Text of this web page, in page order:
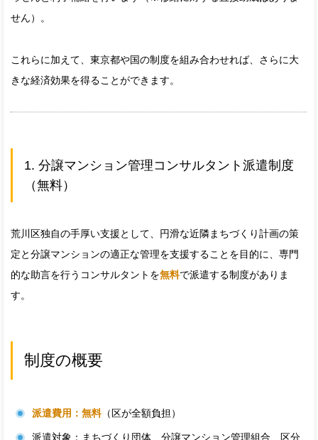
せん）。
これらに加えて、東京都や国の制度を組み合わせれば、さらに大
きな経済効果を得ることができます。
1. 分譲マンション管理コンサルタント派遣制度
（無料）
荒川区独自の手厚い支援として、円滑な近隣まちづくり計画の策
定と分譲マンションの適正な管理を支援することを目的に、専門
的な助言を行うコンサルタントを無料で派遣する制度がありま
す。
制度の概要
派遣費用：無料（区が全額負担）
派遣対象：まちづくり団体、分譲マンション管理組合、区分